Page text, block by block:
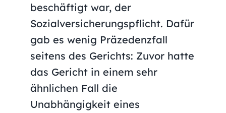
beschäftigt war, der
Sozialversicherungspflicht. Dafür
gab es wenig Präzedenzfall
seitens des Gerichts: Zuvor hatte
das Gericht in einem sehr
ähnlichen Fall die
Unabhängigkeit eines